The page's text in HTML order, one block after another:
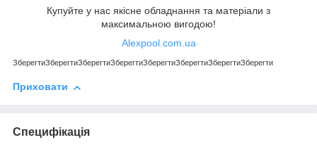
Купуйте у нас якісне обладнання та матеріали з
максимальною вигодою!
Alexpool.com.ua
ЗберегтиЗберегтиЗберегтиЗберегтиЗберегтиЗберегтиЗберегтиЗберегти
Приховати
Специфікація